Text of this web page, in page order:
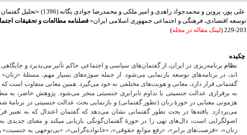
علی پور، پروین و محمدجواد زاهدی و
توسعه اقتصادی، فرهنگی و اجتماعی جمهوری اسلامی ایران» فصلنامه مطالعات و تحقیقات
203-229 (
لینک مقاله در مجله)
چکیده
نظام برنامه‌ریزی در ایران، از گفتمان‌های سیاسی و اجتماعی حاکم تأثیر می‌پذیرد و
اند، در برنامه‌های توسعه بازنمایی می‌شود. از جمله سوژه‌های بسیار مهم، مسئلۀ
گفتمانی قرار دارد، معانی و هویت‌های مختلفی به خود می‌گیرد. همین معانی متفاوت است که
به برقراری عدالت جنسیتی یا تداوم نابرابری جنسیتی منجر می‌شود. پژوهش حاضر، به
هژمونی معنایی در حوزۀ زنان (تطور گفتمانی) و بازنمایی بحث عدالت جنسیتی در برنامۀ
می‌پردازد. یافته‌ها در بحث تطور گفتمانی نشان می‌دهد که گفتمان اعتدال که به تعبیر
اصولگرایی است، دال‌های تهی را در حوزۀ گفتمان‌گونگی بازیابی می­کند و معنای جدیدی
زنان»، «فرصت‌های برابر»، «رفع موانع حقوقی»، «خانواده‌گرایی»، «بی‌توجهی به جنسیت» و